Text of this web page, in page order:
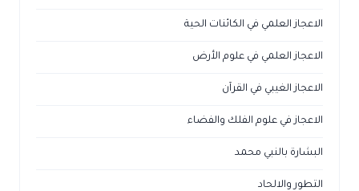
الاعجاز العلمي في الكائنات الحية
الاعجاز العلمي في علوم الأرض
الاعجاز الغيبي في القرآن
الاعجاز في علوم الفلك والفضاء
البشارة بالنبي محمد
التطور والالحاد